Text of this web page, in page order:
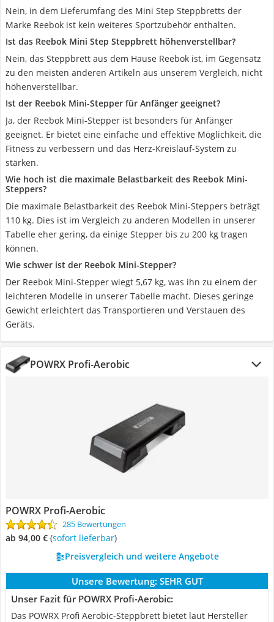
Nein, in dem Lieferumfang des Mini Step Steppbretts der
Marke Reebok ist kein weiteres Sportzubehör enthalten.
Ist das Reebok Mini Step Steppbrett höhenverstellbar?
Nein, das Steppbrett aus dem Hause Reebok ist, im Gegensatz
zu den meisten anderen Artikeln aus unserem Vergleich, nicht
höhenverstellbar.
Ist der Reebok Mini-Stepper für Anfänger geeignet?
Ja, der Reebok Mini-Stepper ist besonders für Anfänger
geeignet. Er bietet eine einfache und effektive Möglichkeit, die
Fitness zu verbessern und das Herz-Kreislauf-System zu
stärken.
Wie hoch ist die maximale Belastbarkeit des Reebok Mini-
Steppers?
Die maximale Belastbarkeit des Reebok Mini-Steppers beträgt
110 kg. Dies ist im Vergleich zu anderen Modellen in unserer
Tabelle eher gering, da einige Stepper bis zu 200 kg tragen
können.
Wie schwer ist der Reebok Mini-Stepper?
Der Reebok Mini-Stepper wiegt 5,67 kg, was ihn zu einem der
leichteren Modelle in unserer Tabelle macht. Dieses geringe
Gewicht erleichtert das Transportieren und Verstauen des
Geräts.
POWRX Profi-Aerobic
POWRX Profi-Aerobic
285 Bewertungen
ab 94,00 € ( Sofort lieferbar)
Preisvergleich und weitere Angebote
Unsere Bewertung: SEHR GUT
Unser Fazit für POWRX Profi-Aerobic:
Das POWRX Profi Aerobic-Steppbrett bietet laut Hersteller